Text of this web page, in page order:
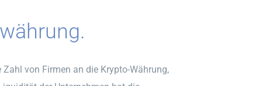
von Firmen an die Krypto-Währung,